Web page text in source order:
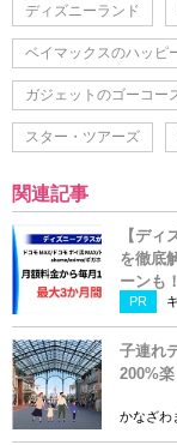
ディズニーランド
ベイマックスのハッピ
ガジェットのゴーコー
スター・ツアーズ
関連記事
【デ
を徹底
ーンも！
PR
子連れ
200%
かなざわ